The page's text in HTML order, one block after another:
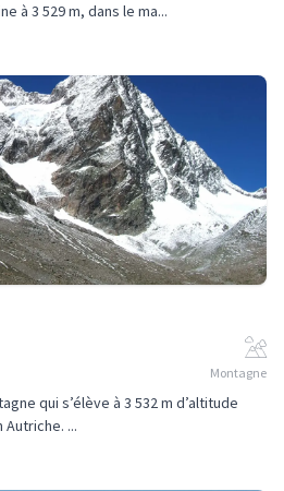
à 3 529 m, dans le ma...
Montagne
qui s’élève à 3 532 m d’altitude
...